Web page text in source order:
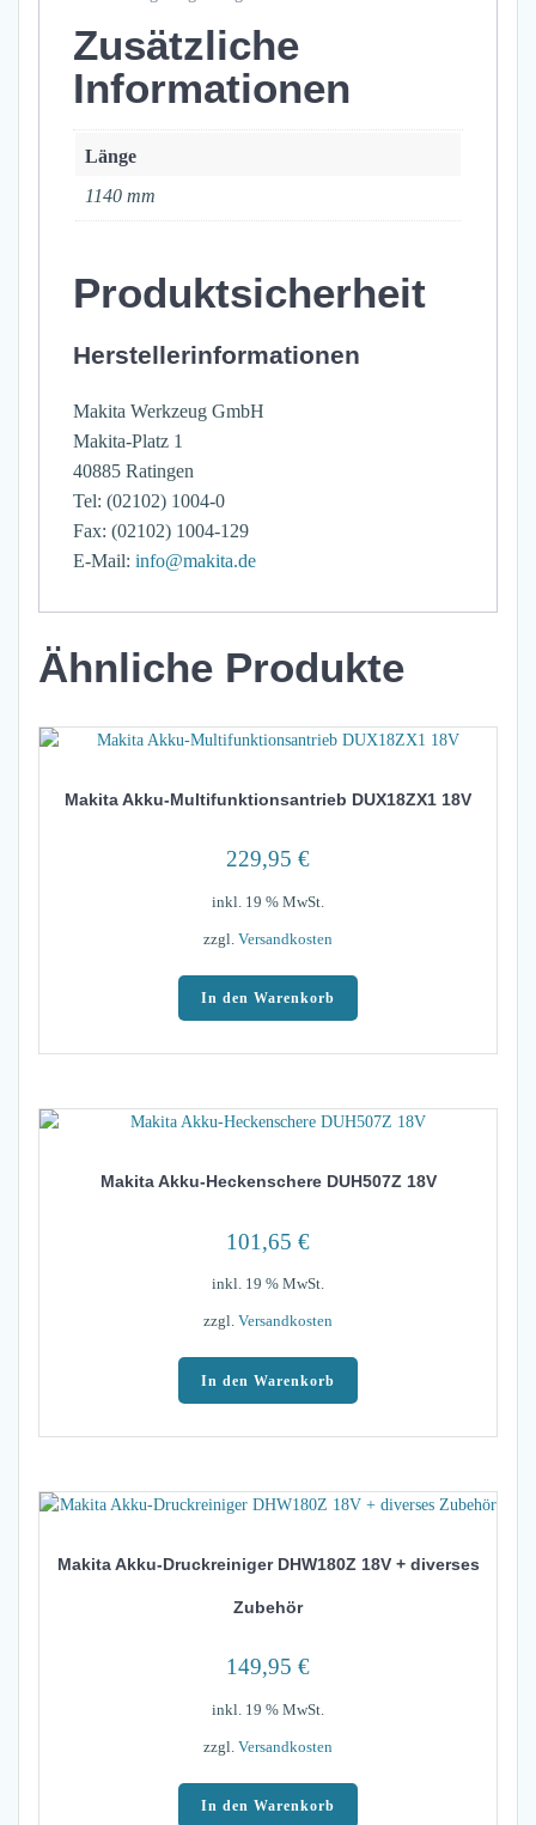
Zusätzliche
Informationen
Länge
1140 mm
Produktsicherheit
Herstellerinformationen
Makita Werkzeug GmbH
Makita-Platz 1
40885 Ratingen
Tel: (02102) 1004-0
Fax: (02102) 1004-129
E-Mail: info@makita.de
Ähnliche Produkte
Makita Akku-Multifunktionsantrieb DUX18ZX1 18V
229,95 €
inkl. 19 % MwSt.
zzgl. Versandkosten
In den Warenkorb
Makita Akku-Heckenschere DUH507Z 18V
101,65 €
inkl. 19 % MwSt.
zzgl. Versandkosten
In den Warenkorb
Makita Akku-Druckreiniger DHW180Z 18V + diverses
Zubehör
149,95 €
inkl. 19 % MwSt.
zzgl. Versandkosten
In den Warenkorb